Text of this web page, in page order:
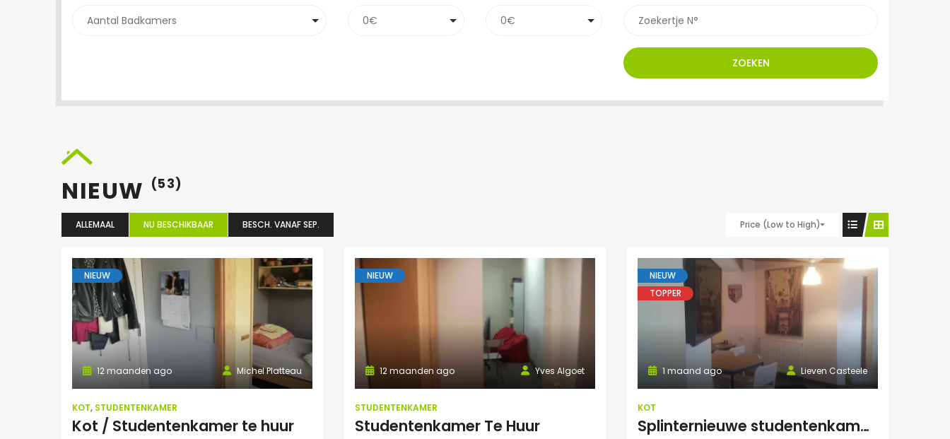
ZOEKEN
NIEUW (53)
ALLEMAAL NU BESCHIKBAAR BESCH. VANAF SEP. Price (Low to High)
NIEUW
Michel Platteau
12 maanden ago
KOT, STUDENTENKAMER
Kot / Studentenkamer te huur
NIEUW
Yves Algoet
12 maanden ago
STUDENTENKAMER
Studentenkamer Te Huur
NIEUW
TOPPER
Lieven Casteele
1 maand ago
KOT
Splinternieuwe studentenkamer te huur in authentiek herenhuis